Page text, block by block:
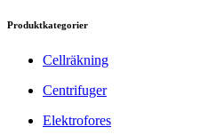
Produktkategorier
Cellräkning
Centrifuger
Elektrofores